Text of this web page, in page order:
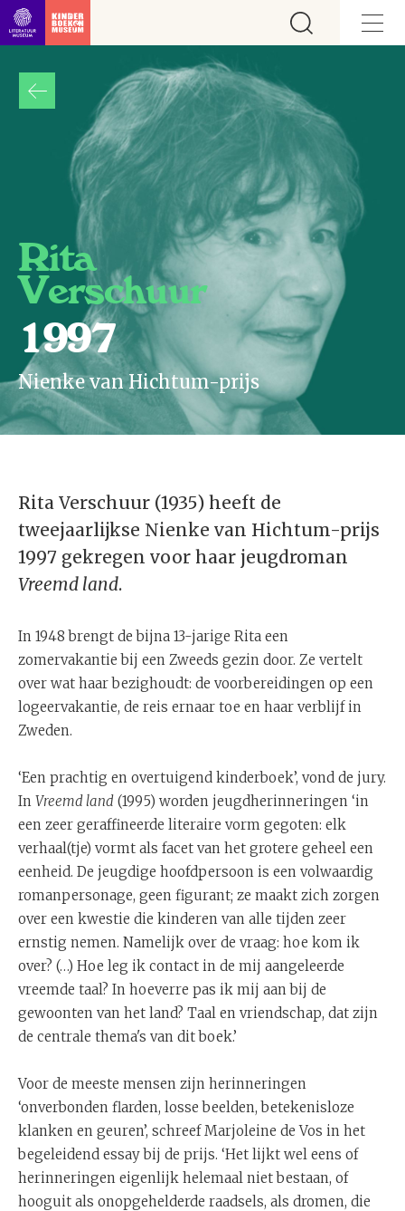
Ga direct naar inhoud
Rita
Verschuur
1997
Nienke van Hichtum-prijs
Rita Verschuur (1935) heeft de
tweejaarlijkse Nienke van Hichtum-prijs
1997 gekregen voor haar jeugdroman
Vreemd land.
In 1948 brengt de bijna 13-jarige Rita een
zomervakantie bij een Zweeds gezin door. Ze vertelt
over wat haar bezighoudt: de voorbereidingen op een
logeervakantie, de reis ernaar toe en haar verblijf in
Zweden.
‘Een prachtig en overtuigend kinderboek’, vond de jury.
In Vreemd land (1995) worden jeugdherinneringen ‘in
een zeer geraffineerde literaire vorm gegoten: elk
verhaal(tje) vormt als facet van het grotere geheel een
eenheid. De jeugdige hoofdpersoon is een volwaardig
romanpersonage, geen figurant; ze maakt zich zorgen
over een kwestie die kinderen van alle tijden zeer
ernstig nemen. Namelijk over de vraag: hoe kom ik
over? (…) Hoe leg ik contact in de mij aangeleerde
vreemde taal? In hoeverre pas ik mij aan bij de
gewoonten van het land? Taal en vriendschap, dat zijn
de centrale thema's van dit boek.’
Voor de meeste mensen zijn herinneringen
‘onverbonden flarden, losse beelden, betekenisloze
klanken en geuren’, schreef Marjoleine de Vos in het
begeleidend essay bij de prijs. ‘Het lijkt wel eens of
herinneringen eigenlijk helemaal niet bestaan, of
hooguit als onopgehelderde raadsels, als dromen, die